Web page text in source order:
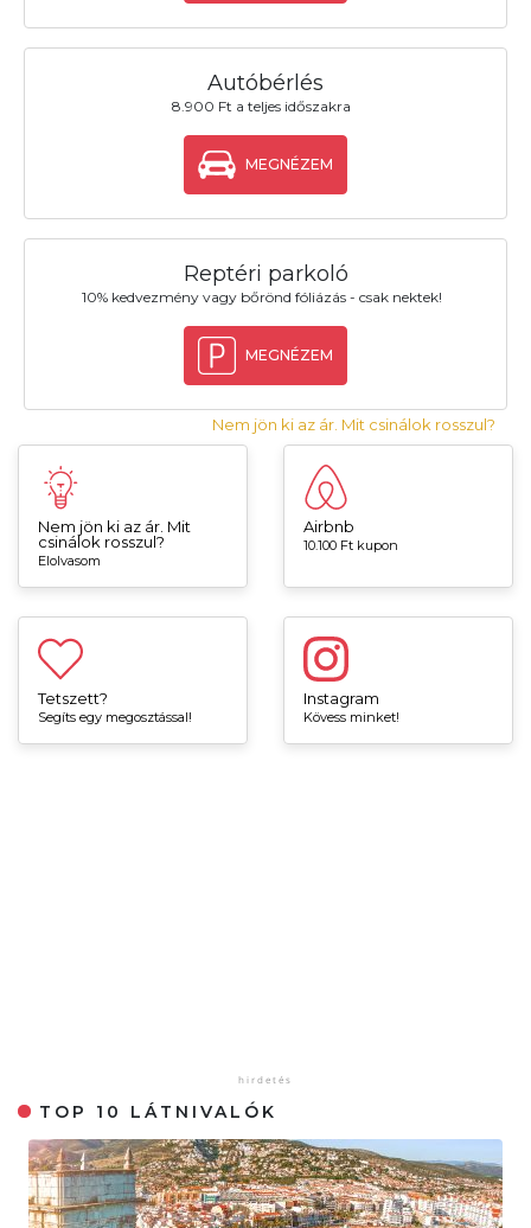
Autóbérlés
8.900 Ft a teljes időszakra
MEGNÉZEM
Reptéri parkoló
10% kedvezmény vagy bőrönd fóliázás - csak nektek!
MEGNÉZEM
Nem jön ki az ár. Mit csinálok rosszul?
Nem jön ki az ár. Mit
csinálok rosszul?
Elolvasom
Airbnb
10.100 Ft kupon
Tetszett?
Segíts egy megosztással!
Instagram
Kövess minket!
TOP 10 LÁTNIVALÓK